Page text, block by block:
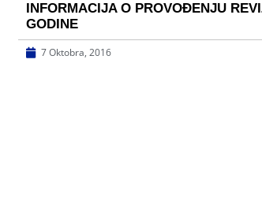
INFORMACIJA O PROVOĐENJU
GODINE
7 Oktobra, 2016